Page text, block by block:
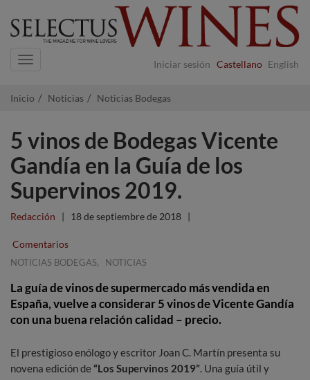
Iniciar sesión Castellano English
Navigation
Inicio Noticias Noticias Bodegas
5 vinos de Bodegas Vicente
Gandía en la Guía de los
Supervinos 2019.
Redacción | 18 de septiembre de 2018 |
Comentarios
NOTICIAS BODEGAS, NOTICIAS
La guía de vinos de supermercado más vendida en
España, vuelve a considerar 5 vinos de Vicente Gandía
con una buena relación calidad – precio.
El prestigioso enólogo y escritor Joan C. Martín presenta su
novena edición de “Los Supervinos 2019”. Una guía útil y